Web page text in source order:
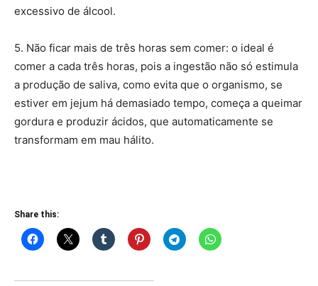
excessivo de álcool.
5. Não ficar mais de três horas sem comer: o ideal é
comer a cada três horas, pois a ingestão não só estimula
a produção de saliva, como evita que o organismo, se
estiver em jejum há demasiado tempo, começa a queimar
gordura e produzir ácidos, que automaticamente se
transformam em mau hálito.
Share this: